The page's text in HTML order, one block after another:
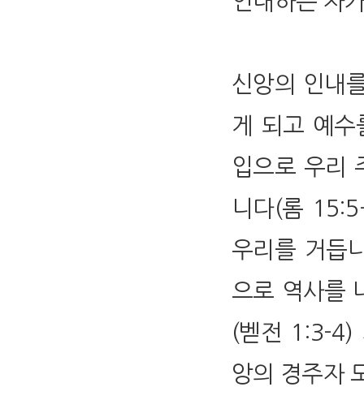
신앙의 인내
게 되고 예
입으로 우리
니다(롬
우리를 거듭
으로 역사를
(벧전 1:3-4)
앙의 경주자